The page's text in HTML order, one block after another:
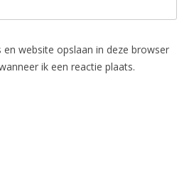
website opslaan in deze browser
ik een reactie plaats.